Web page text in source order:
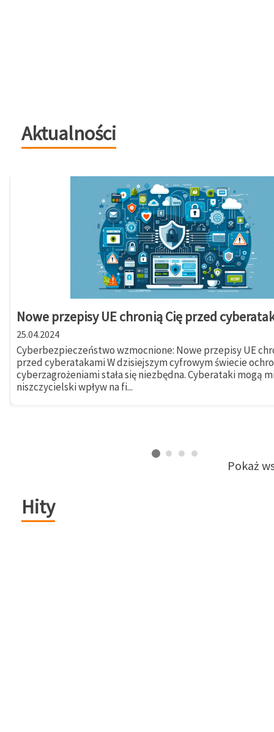
Aktualności
Nowe przepisy UE chronią Cię przed
25.04.2024
Cyberbezpieczeństwo wzmocnione: Nowe przepisy UE
przed cyberatakami W dzisiejszym cyfrowym świecie
cyberzagrożeniami stała się niezbędna. Cyberataki mogą
niszczycielski wpływ na fi...
Pokaż
Hity